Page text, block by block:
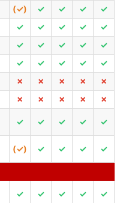
(✓) ✓ ✓ ✓
✓
✓ ✓ ✓ ✓
✓
✓ ✓ ✓ ✓
✓
✓ ✓ ✓ ✓
✓
✗ ✗ ✗ ✗
✗
✗ ✗ ✗ ✗
✗
✓ ✓ ✓ ✓ ✓
(✓) ✓ ✓ ✓ ✓
✓ ✓ ✓ ✓ ✓